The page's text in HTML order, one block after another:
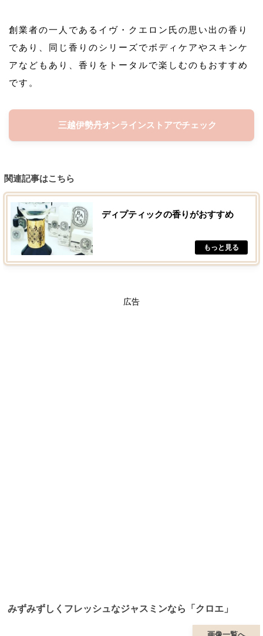
創業者の一人であるイヴ・クエロン氏の思い出の香り
であり、同じ香りのシリーズでボディケアやスキンケ
アなどもあり、香りをトータルで楽しむのもおすすめ
です。
三越伊勢丹オンラインストアでチェック
関連記事はこちら
ディプティックの香りがおすすめ
広告
みずみずしくフレッシュなジャスミンなら「クロエ」